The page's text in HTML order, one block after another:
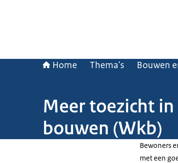
Home Thema's Bouwen
Meer toezicht
bouwen (Wkb)
Bewoners
met een